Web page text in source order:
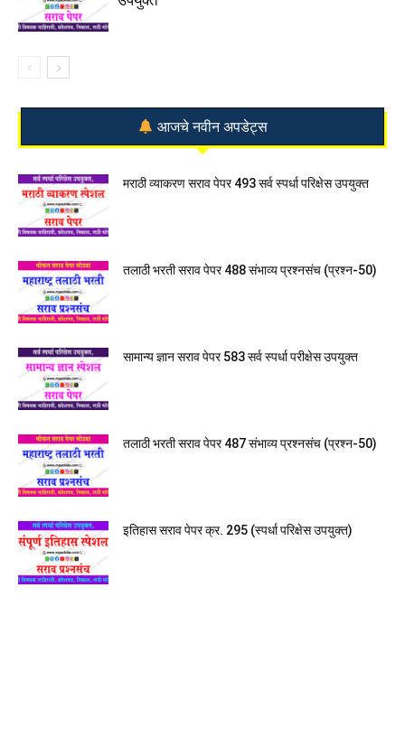
आजचे नवीन अपडेट्स
मराठी व्याकरण सराव पेपर 493 सर्व स्पर्धा परिक्षेस उपयुक्त
तलाठी भरती सराव पेपर 488 संभाव्य प्रश्नसंच (प्रश्न-50)
सामान्य ज्ञान सराव पेपर 583 सर्व स्पर्धा परीक्षेस उपयुक्त
तलाठी भरती सराव पेपर 487 संभाव्य प्रश्नसंच (प्रश्न-50)
इतिहास सराव पेपर क्र. 295 (स्पर्धा परिक्षेस उपयुक्त)